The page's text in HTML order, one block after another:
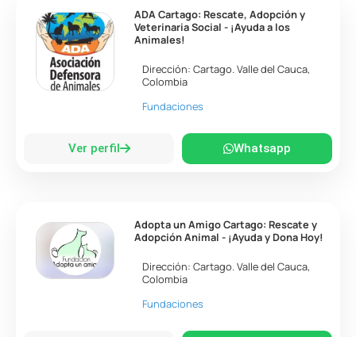
ADA Cartago: Rescate, Adopción y
Veterinaria Social - ¡Ayuda a los
Animales!
Dirección:Cartago.Valle del Cauca,
Colombia
Fundaciones
Ver perfil Whatsapp
Adopta un Amigo Cartago: Rescate y
Adopción Animal - ¡Ayuda y Dona Hoy!
Dirección:Cartago.Valle del Cauca,
Colombia
Fundaciones